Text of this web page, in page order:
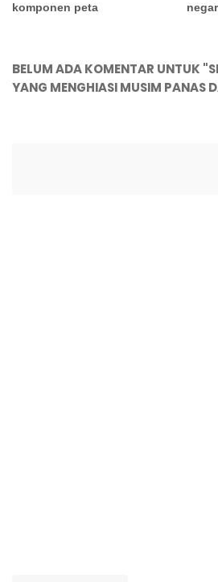
komponen peta
BELUM ADA KOMENTAR UNTUK
YANG MENGHIASI MUSIM PANAS